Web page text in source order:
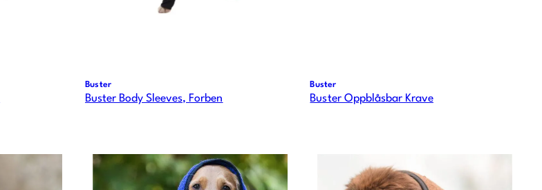
Buster
Buster Body Sleeves, Forben
Buster
Buster Oppblåsbar Krave